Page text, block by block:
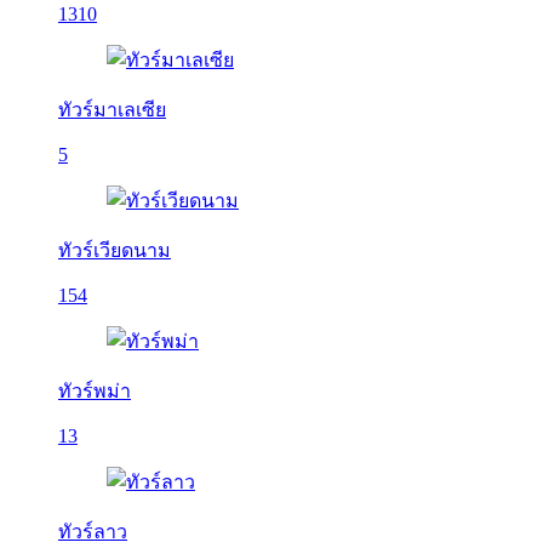
1310
ทัวร์มาเลเซีย
5
ทัวร์เวียดนาม
154
ทัวร์พม่า
13
ทัวร์ลาว